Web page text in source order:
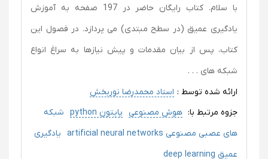
با سلام. کتاب رایگان حاضر در 197 صفحه به آموزش
یادگیری عمیق (در سطح مبتدی) می پردازد. در فصول این
کتاب، پس از بیان مقدمات و پیش نیازها به سراغ انواع
شبکه های . . .
ارائه شده توسط : استاد محمدرضا نوربخش
جزوه مرتبط با: هوش مصنوعی پایتون python
شبکه
های عصبی مصنوعی artificial neural networks
یادگیری
عمیق deep learning